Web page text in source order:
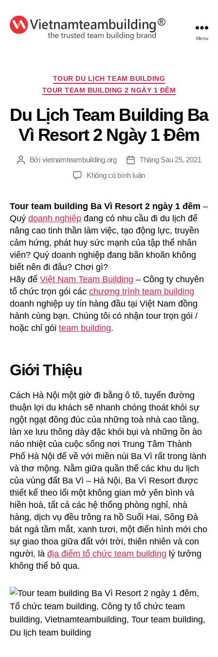
Menu
Chuyên
mục
TOUR DU LỊCH TEAM BUILDING
TOUR TEAM BUILDING 2 NGÀY 1 ĐÊM
Du Lịch Team Building Ba
Vì Resort 2 Ngày 1 Đêm
TácBởi vietnamteambuilding.org
Ngày
đăng
Tháng Sáu 25, 2021
Không có bình luậnở
Team
Building
Ba
Vì
Resort
2
1
Đêm
Tour team building Ba Vì Resort 2 ngày 1 đêm –
Quý doanh nghiệp đang có nhu cầu đi du lịch để
nâng cao tinh thần làm việc, tạo động lực, truyền
cảm hứng, phát huy sức mạnh của tập thể nhân
viên? Quý doanh nghiệp đang băn khoăn không
biết nên đi đâu? Chơi gì?
Hãy để Việt Nam Team Building – Công ty chuyên
tổ chức trọn gói các chương trình team building
doanh nghiệp uy tín hàng đầu tại Việt Nam đồng
hành cùng bạn. Chúng tôi có nhận tour trọn gói /
hoặc chỉ gói team building.
Giới Thiệu
Cách Hà Nội một giờ đi bằng ô tô, tuyến đường
thuận lợi du khách sẽ nhanh chóng thoát khỏi sự
ngột ngạt đông đúc của những toà nhà cao tầng,
làn xe lưu thông dày đặc khói bụi và những ồn ào
náo nhiệt của cuộc sống nơi Trung Tâm Thành
Phố Hà Nội để về với miền núi Ba Vì rất trong lành
và thơ mộng. Nằm giữa quần thể các khu du lịch
của vùng đất Ba Vì – Hà Nội, Ba Vì Resort đư­ợc
thiết kế theo lối một không gian mở yên bình và
hiền hoà, tất cả các hệ thống phòng nghỉ, nhà
hàng, dịch vụ đều trông ra hồ Suối Hai, Sông Đà
bát ngá tầm mắt, xanh tươi, một điển hình mới cho
sự giao thoa giữa đất với trời, thiên nhiên và con
ngư­ời, là địa điểm tổ chức team building lý tưởng
không thể bỏ qua.